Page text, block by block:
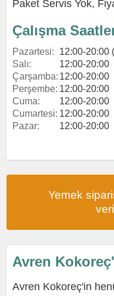
Paket Servis Yok,
Çalışma
Pazartesi:
12:00-20:00
Salı:
12:00-20:00
Çarşamba: 12:00-20:00
Perşembe: 12:00-20:00
Cuma:
12:00-20:00
Cumartesi: 12:00-20:00
Pazar:
12:00-20:00
Yemek
Avren
Avren Kokoreç'in